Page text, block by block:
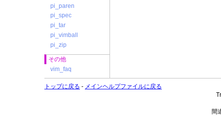
pi_paren
pi_spec
pi_tar
pi_vimball
pi_zip
その他
vim_faq
トップに戻る - メインヘルプファイルに戻る
間